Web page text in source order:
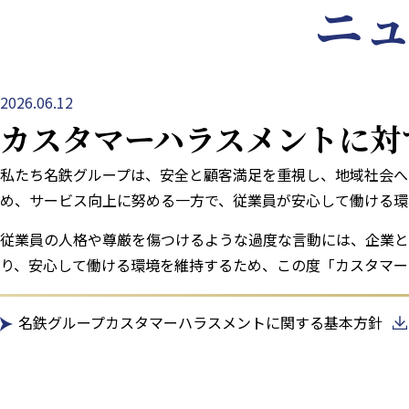
ニ
2026.06.12
カスタマーハラスメントに
私たち名鉄グループは、安全と顧客満足を重視し、地域社会
め、サービス向上に努める一方で、従業員が安心して働ける
従業員の人格や尊厳を傷つけるような過度な言動には、企業
り、安心して働ける環境を維持するため、この度「カスタマ
名鉄グループカスタマーハラスメントに関する基本方針